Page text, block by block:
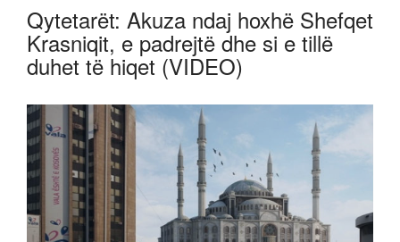
Qytetarët: Akuza ndaj hoxhë Shefqet
Krasniqit, e padrejtë dhe si e tillë
duhet të hiqet (VIDEO)